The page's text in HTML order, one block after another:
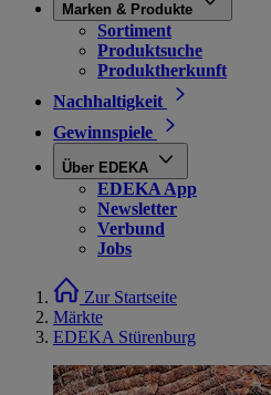
Marken & Produkte
Sortiment
Produktsuche
Produktherkunft
Nachhaltigkeit
Gewinnspiele
Über EDEKA
EDEKA App
Newsletter
Verbund
Jobs
Zur Startseite
Märkte
EDEKA Stürenburg